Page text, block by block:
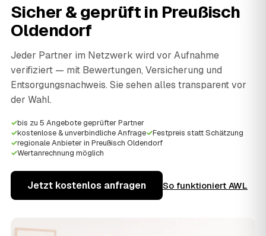
Sicher & geprüft in Preußisch
Oldendorf
Jeder Partner im Netzwerk wird vor Aufnahme
verifiziert — mit Bewertungen, Versicherung und
Entsorgungsnachweis. Sie sehen alles transparent vor
der Wahl.
✓bis zu 5 Angebote geprüfter Partner
✓kostenlose & unverbindliche Anfrage✓Festpreis statt Schätzung
✓regionale Anbieter in Preußisch Oldendorf
✓Wertanrechnung möglich
Jetzt kostenlos anfragen So funktioniert AWL